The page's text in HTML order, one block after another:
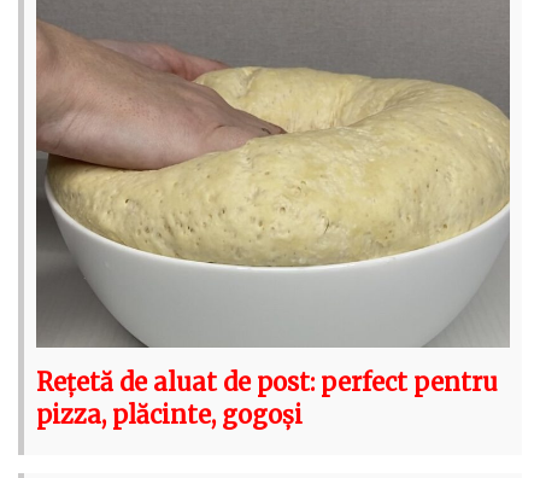
Rețetă de aluat de post: perfect pentru
pizza, plăcinte, gogoși